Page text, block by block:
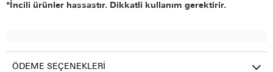
*İncili ürünler hassastır. Dikkatli kullanım gerektirir.
ÖDEME SEÇENEKLERI